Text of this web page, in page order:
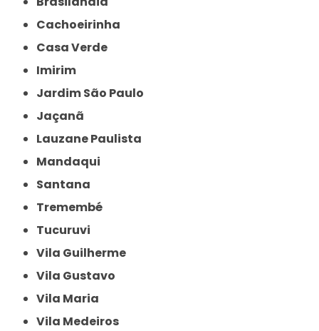
Cachoeirinha
Casa Verde
Imirim
Jardim São Paulo
Jaçanã
Lauzane Paulista
Mandaqui
Santana
Tremembé
Tucuruvi
Vila Guilherme
Vila Gustavo
Vila Maria
Vila Medeiros